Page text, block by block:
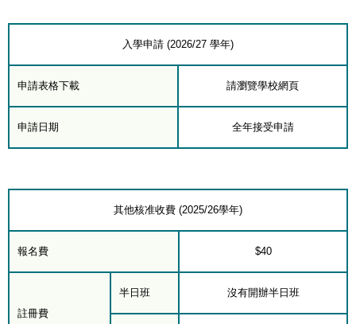
入學申請 (2026/27 學年)
申請表格下載 請瀏覽學校網頁
申請日期 全年接受申請
其他核准收費 (2025/26學年)
報名費 $40
註冊費
半日班 沒有開辦半日班